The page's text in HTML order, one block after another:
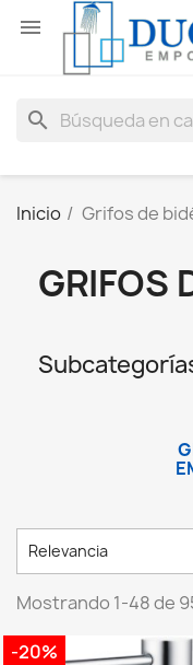

search
Inicio Grifos de
GRIFOS
Relevancia
Mostrando 1-48 de
-20%